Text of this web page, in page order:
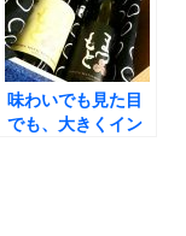
味わいでも見た目
でも、大きくイン